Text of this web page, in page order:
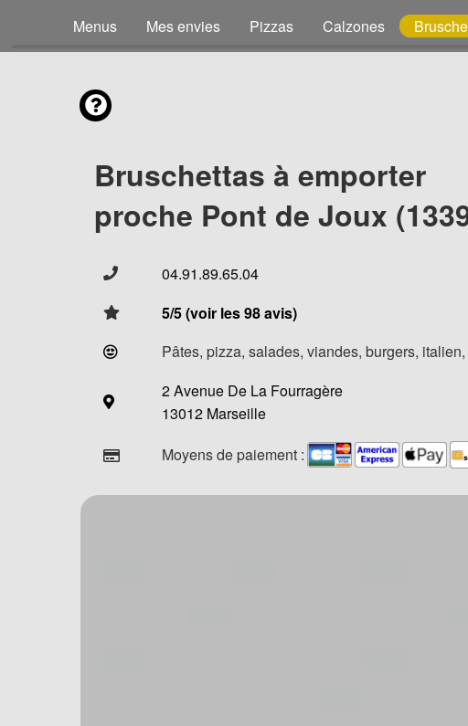
Menus Mes envies Pizzas Calzones
Bruschettas à emporter
proche Pont de Joux
04.91.89.65.04
5/5 (voir les 98 avis)
Pâtes, pizza, salades, viandes, burgers,
2 Avenue De La Fourragère
13012 Marseille
Moyens de paiement :